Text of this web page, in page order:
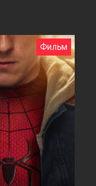
Фильм